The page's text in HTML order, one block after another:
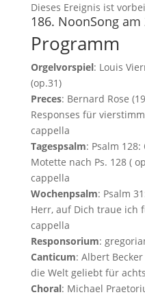
Dieses Ereignis ist
186. NoonSong
Programm
Orgelvorspiel: Louis
(op.31)
Preces: Bernard Rose
Responses für
cappella
Tagespsalm: Psalm
Motette nach Ps. 128 (
cappella
Wochenpsalm: Psalm
Herr, auf Dich traue ich
cappella
Responsorium:
Canticum: Albert
die Welt geliebt für
Choral: Michael